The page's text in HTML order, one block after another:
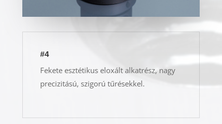
#4
Fekete esztétikus eloxált alkatrész, nagy
precizitású, szigorú tűrésekkel.